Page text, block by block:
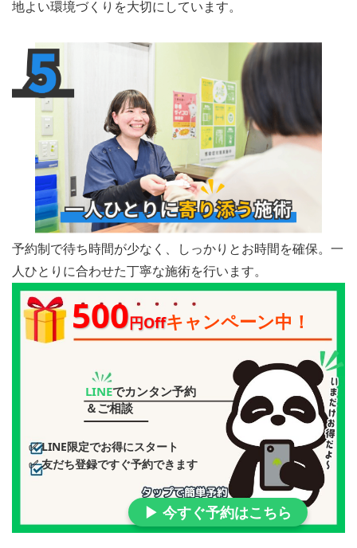
地よい環境づくりを大切にしています。
予約制で待ち時間が少なく、しっかりとお時間を確保。一
人ひとりに合わせた丁寧な施術を行います。
500円Offキャンペーン中！
LINEでカンタン予約
＆ご相談
✅ LINE限定でお得にスタート
✅ 友だち登録ですぐ予約できます
▶ 今すぐ予約はこちら